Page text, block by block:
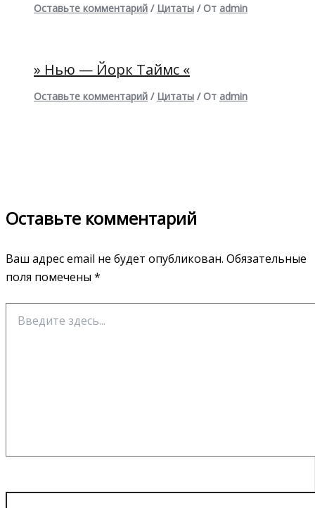
Оставьте комментарий / Цитаты / От admin
» Нью — Йорк Таймс «
Оставьте комментарий / Цитаты / От admin
Оставьте комментарий
Ваш адрес email не будет опубликован. Обязательные
поля помечены *
здесь...